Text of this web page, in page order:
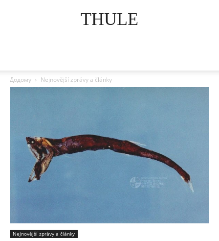
THULE
Додому Nejnovější zprávy a články
Nejnovější zprávy a články